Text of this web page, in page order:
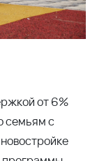
от 6%
семьям с